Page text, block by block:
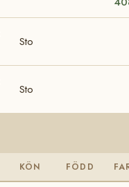
Sto
Sto
KÖN FÖDD